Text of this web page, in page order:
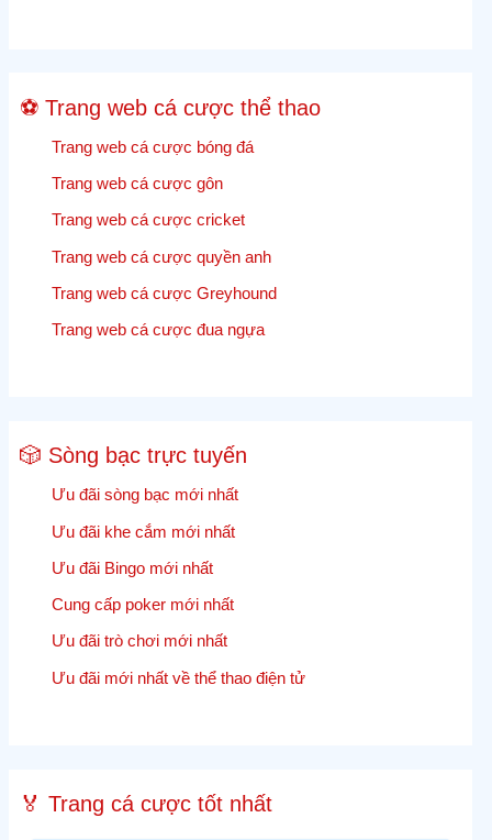
trực
tiếp
⚽ Trang web cá cược thể thao
Trang web cá cược bóng đá
Trang web cá cược gôn
Trang web cá cược cricket
Trang web cá cược quyền anh
Trang web cá cược Greyhound
Trang web cá cược đua ngựa
🎲 Sòng bạc trực tuyến
Ưu đãi sòng bạc mới nhất
Ưu đãi khe cắm mới nhất
Ưu đãi Bingo mới nhất
Cung cấp poker mới nhất
Ưu đãi trò chơi mới nhất
Ưu đãi mới nhất về thể thao điện tử
🏅 Trang cá cược tốt nhất